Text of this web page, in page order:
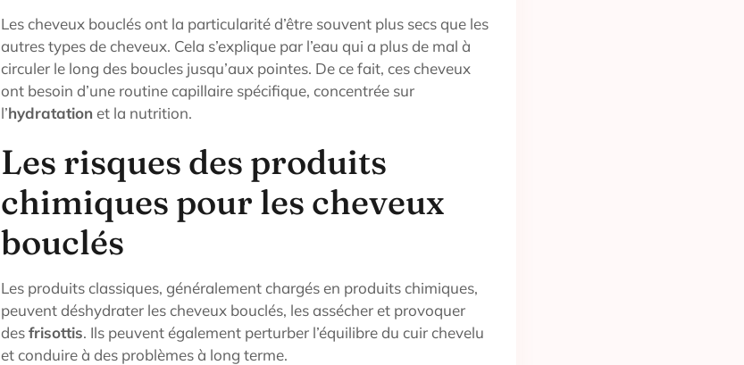
Les cheveux bouclés ont la particularité d’être souvent plus secs que les
autres types de cheveux. Cela s’explique par l’eau qui a plus de mal à
circuler le long des boucles jusqu’aux pointes. De ce fait, ces cheveux
ont besoin d’une routine capillaire spécifique, concentrée sur
l’hydratation et la nutrition.
Les risques des produits
chimiques pour les cheveux
bouclés
Les produits classiques, généralement chargés en produits chimiques,
peuvent déshydrater les cheveux bouclés, les assécher et provoquer
desfrisottis. Ils peuvent également perturber l’équilibre du cuir chevelu
et conduire à des problèmes à long terme.